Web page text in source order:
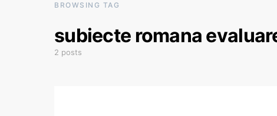
BROWSING TAG
subiecte romana
2 posts